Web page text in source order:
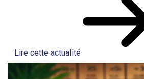
Lire cette actualité